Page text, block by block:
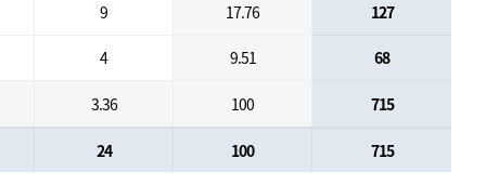
9 17.76 127
4 9.51 68
3.36 100 715
24 100 715